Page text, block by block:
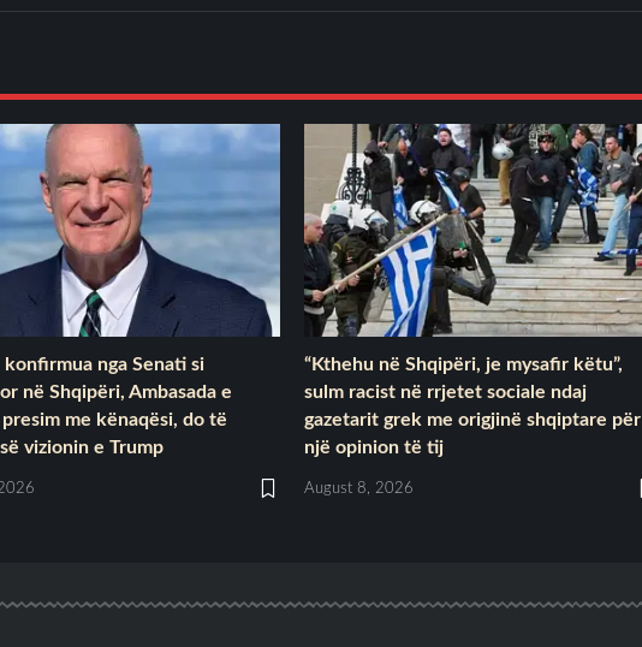
nga Senati si
në Shqipëri, Ambasada e
presim me kënaqësi, do të
vizionin e Trump
“Kthehu në Shqipëri, je mysafir këtu”,
sulm racist në rrjetet sociale ndaj
gazetarit grek me origjinë shqiptare për
një opinion të tij
August 8, 2026